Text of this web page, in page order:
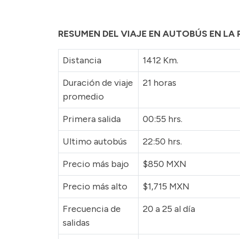
RESUMEN DEL VIAJE EN AUTOBÚS EN
Distancia
1412 Km.
Duración de viaje
promedio
21 horas
Primera salida
00:55 hrs.
Ultimo autobús
22:50 hrs.
Precio más bajo
$850 MXN
Precio más alto
$1,715 MXN
Frecuencia de
salidas
20 a 25 al día